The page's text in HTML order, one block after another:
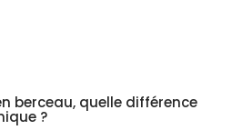
berceau, quelle différence
?